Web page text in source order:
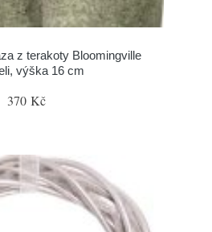
z terakoty Bloomingville
výška 16 cm
370 Kč